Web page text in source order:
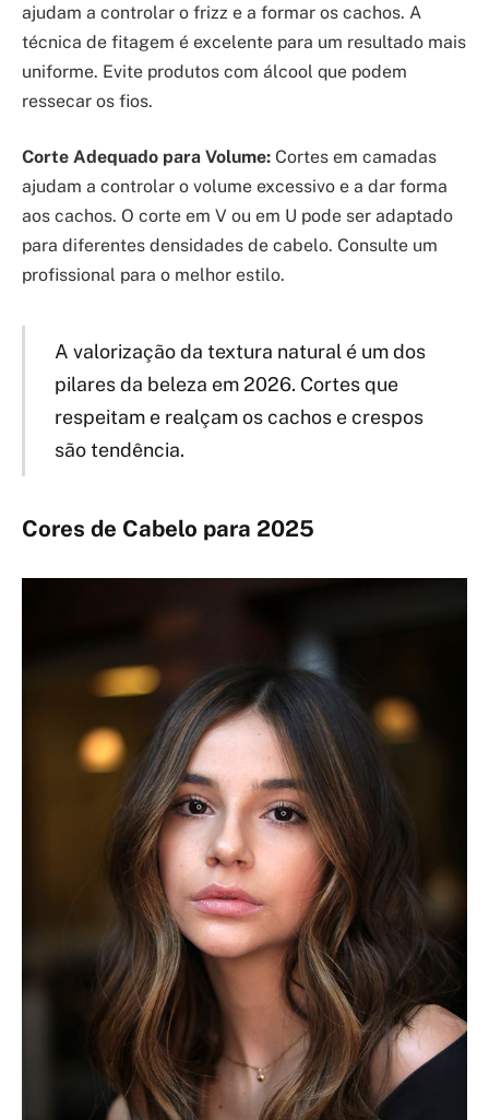
ajudam a controlar o frizz e a formar os cachos. A
técnica de fitagem é excelente para um resultado mais
uniforme. Evite produtos com álcool que podem
ressecar os fios.
Corte Adequado para Volume: Cortes em camadas
ajudam a controlar o volume excessivo e a dar forma
aos cachos. O corte em V ou em U pode ser adaptado
para diferentes densidades de cabelo. Consulte um
profissional para o melhor estilo.
A valorização da textura natural é um dos
pilares da beleza em 2026. Cortes que
respeitam e realçam os cachos e crespos
são tendência.
Cores de Cabelo para 2025